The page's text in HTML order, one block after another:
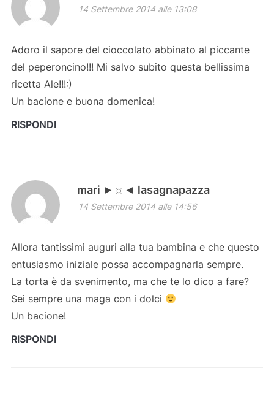
14 Settembre 2014 alle 13:08
Adoro il sapore del cioccolato abbinato al piccante
del peperoncino!!! Mi salvo subito questa bellissima
ricetta Ale!!!:)
Un bacione e buona domenica!
RISPONDI
mari ►☼◄ lasagnapazza
14 Settembre 2014 alle 14:56
Allora tantissimi auguri alla tua bambina e che questo
entusiasmo iniziale possa accompagnarla sempre.
La torta è da svenimento, ma che te lo dico a fare?
Sei sempre una maga con i dolci
Un bacione!
RISPONDI